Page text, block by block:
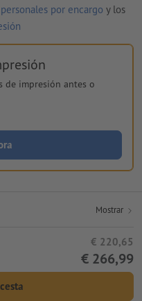
por encargo y los
de impresión antes o
Mostrar
€ 220,65
€ 266,99